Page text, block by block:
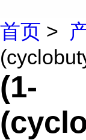
首页 >
(1-